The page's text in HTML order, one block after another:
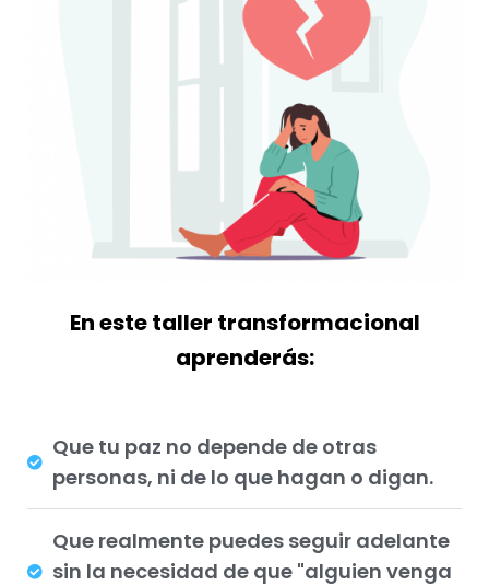
En este taller transformacional
aprenderás:
Que tu paz no depende de otras
personas, ni de lo que hagan o digan.
Que realmente puedes seguir adelante
sin la necesidad de que "alguien venga